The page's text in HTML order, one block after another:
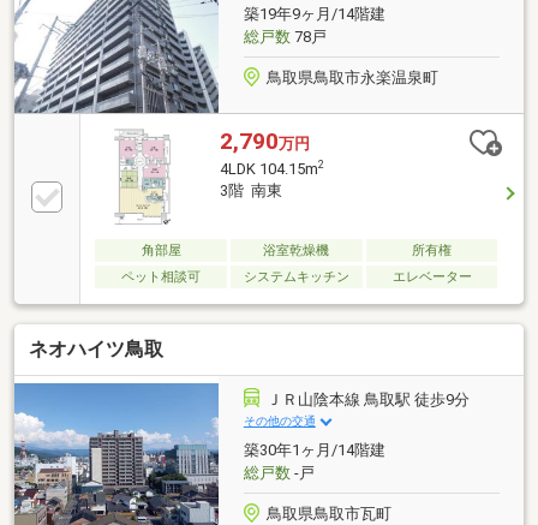
築19年9ヶ月/14階建
総戸数78戸
鳥取県鳥取市永楽温泉町
2,790万円
4LDK 104.15m2
3階 南東
角部屋 浴室乾燥機
所有権
ペット相談可
システムキッチン エレベーター
ネオハイツ鳥取
ＪＲ山陰本線 鳥取駅 徒歩9分
その他の交通
築30年1ヶ月/14階建
総戸数-戸
鳥取県鳥取市瓦町